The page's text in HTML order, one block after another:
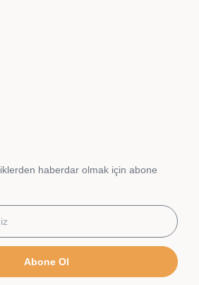
haberdar olmak için abone
Abone Ol